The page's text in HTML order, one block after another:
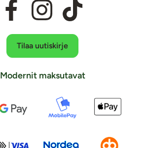
Tilaa uutiskirje
Modernit maksutavat